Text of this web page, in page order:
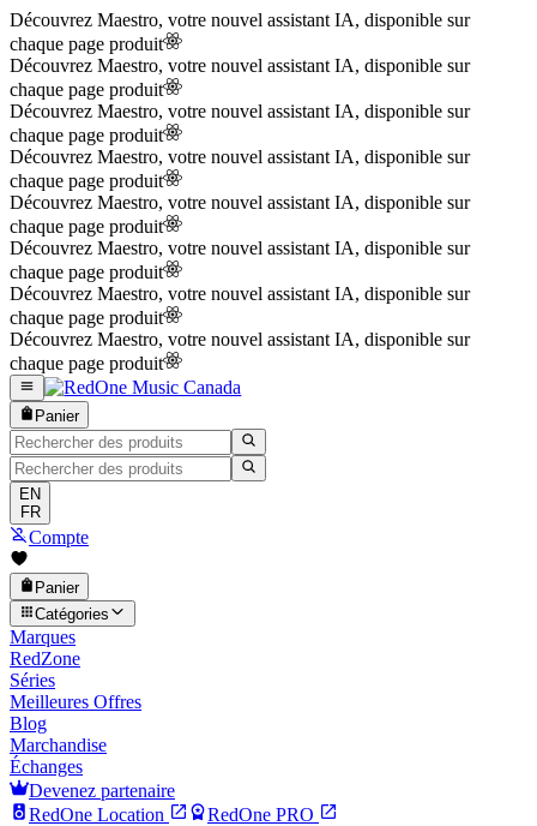
Découvrez Maestro, votre nouvel assistant IA, disponible sur
chaque page produit
Découvrez Maestro, votre nouvel assistant IA, disponible sur
chaque page produit
Découvrez Maestro, votre nouvel assistant IA, disponible sur
chaque page produit
Découvrez Maestro, votre nouvel assistant IA, disponible sur
chaque page produit
Découvrez Maestro, votre nouvel assistant IA, disponible sur
chaque page produit
Découvrez Maestro, votre nouvel assistant IA, disponible sur
chaque page produit
Découvrez Maestro, votre nouvel assistant IA, disponible sur
chaque page produit
Découvrez Maestro, votre nouvel assistant IA, disponible sur
chaque page produit
Panier
EN
FR
Compte
Panier
Catégories
Marques
RedZone
Séries
Meilleures Offres
Blog
Marchandise
Échanges
Devenez partenaire
RedOne Location RedOne PRO